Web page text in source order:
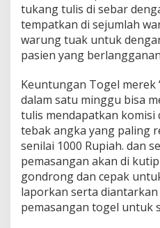
tukang tulis di sebar
tempatkan di sejumlah
warung tuak untuk
pasien yang
Keuntungan Togel merek
dalam satu minggu bisa
tulis mendapatkan komisi
tebak angka yang paling
senilai 1000 Rupiah. dan
pemasangan akan di
gondrong dan cepak
laporkan serta
pemasangan togel untuk